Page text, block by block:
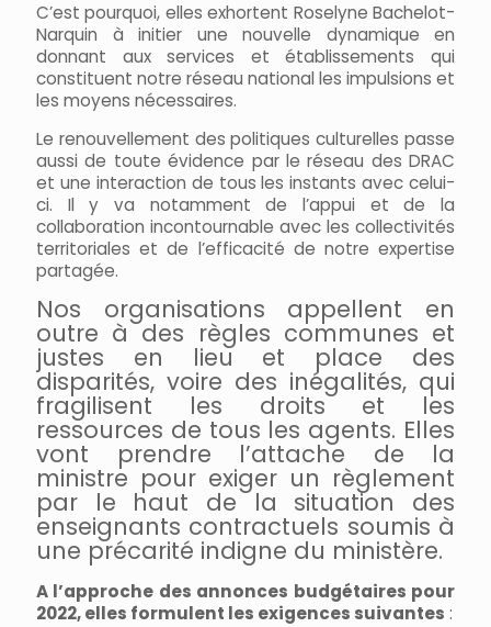
C’est pourquoi, elles exhortent Roselyne Bachelot-
Narquin à initier une nouvelle dynamique en
donnant aux services et établissements qui
constituent notre réseau national les impulsions et
les moyens nécessaires.
Le renouvellement des politiques culturelles passe
aussi de toute évidence par le réseau des DRAC
et une interaction de tous les instants avec celui-
ci. Il y va notamment de l’appui et de la
collaboration incontournable avec les collectivités
territoriales et de l’efficacité de notre expertise
partagée.
Nos organisations appellent en
outre à des règles communes et
justes en lieu et place des
disparités, voire des inégalités, qui
fragilisent les droits et les
ressources de tous les agents. Elles
vont prendre l’attache de la
ministre pour exiger un règlement
par le haut de la situation des
enseignants contractuels soumis à
une précarité indigne du ministère.
A l’approche des annonces budgétaires pour
2022, elles formulent les exigences suivantes :